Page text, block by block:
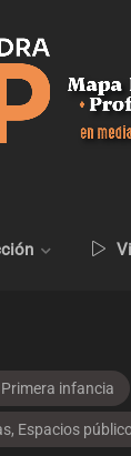
Primera infancia
, Espacios